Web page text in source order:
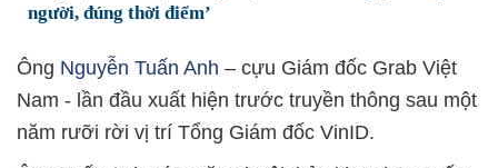
người, đúng thời điểm’
Ông Nguyễn Tuấn Anh – cựu Giám đốc Grab Việt
Nam - lần đầu xuất hiện trước truyền thông sau một
năm rưỡi rời vị trí Tổng Giám đốc VinID.